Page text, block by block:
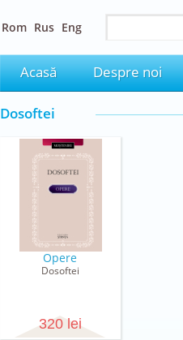
Rom Rus Eng
Acasă Despre noi
Dosoftei
Opere
Dosoftei
320 lei